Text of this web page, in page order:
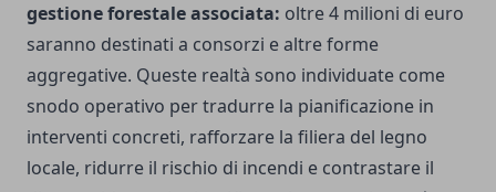
gestione forestale associata: oltre 4 milioni di euro
saranno destinati a consorzi e altre forme
aggregative. Queste realtà sono individuate come
snodo operativo per tradurre la pianificazione in
interventi concreti, rafforzare la filiera del legno
locale, ridurre il rischio di incendi e contrastare il